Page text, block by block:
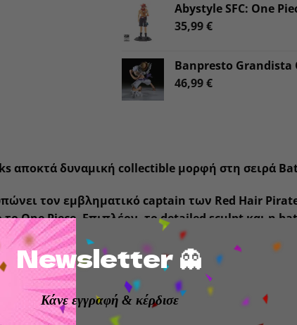
Newsletter 👻
Κάνε εγγραφή & κέρδισε
Abystyle SFC: One
35,99€
Banpresto Grandista
46,99€
αποκτά δυναμική collectible μορφή στη σειρά
τον εμβληματικό captain των Red Hair
τοOne Piece. Επιπλέον, το detailed sculpt και η
του Shanks. Έτσι, γίνεται ιδανικό
φιγούρα ταιριάζει άψογα σε display shelves και
προσφέρει δυναμικό αποτέλεσμα που